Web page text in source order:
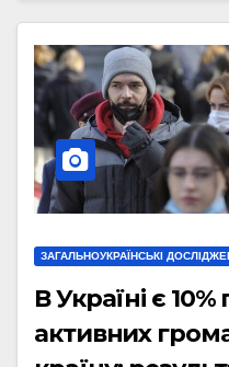
ЗАГАЛЬНОУКРАЇНСЬКІ
В Україні є
активних